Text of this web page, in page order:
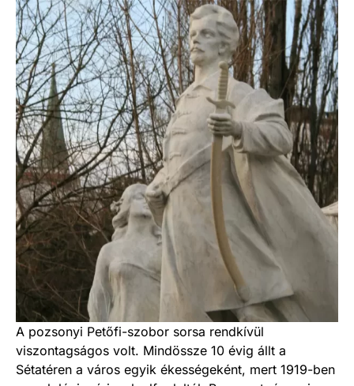
A pozsonyi Petőfi-szobor sorsa rendkívül
viszontagságos volt. Mindössze 10 évig állt a
Sétatéren a város egyik ékességeként, mert 1919-ben